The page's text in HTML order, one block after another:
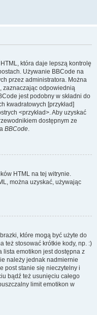
która daje lepszą kontrolę
Używanie BBCode na
przez administratora. Można
zaznaczając odpowiednią
jest podobny w składni do
kwadratowych [przykład]
<przykład>. Aby uzyskać
dostępnym ze
BBCode.
HTML na tej witrynie.
można uzyskać, używając
które mogą być użyte do
też stosować krótkie kody, np. :)
lista emotikon jest dostępna z
należy jednak nadmiernie
post stanie się nieczytelny i
bądź też usunięciu całego
limit emotikon w